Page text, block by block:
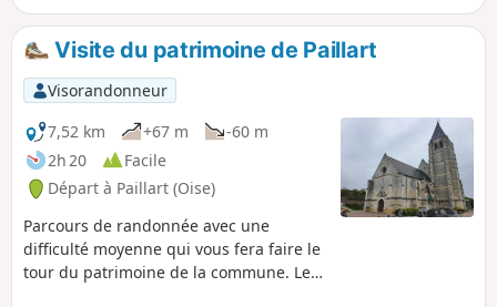
Visite du patrimoine de Paillart
Visorandonneur
7,52 km
+67 m
-60 m
2h 20
Facile
Départ à Paillart (Oise)
Parcours de randonnée avec une
difficulté moyenne qui vous fera faire le
tour du patrimoine de la commune. Les